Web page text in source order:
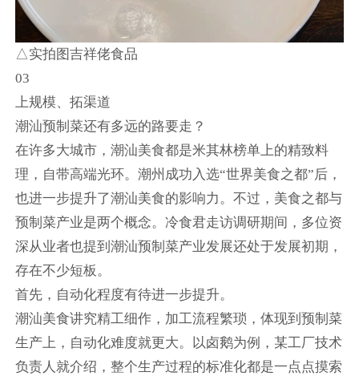
△实拍图吉祥佬食品
03
上规模、拓渠道
潮汕预制菜还有多远的路要走？
在许多大城市，潮汕美食都是米其林榜单上的精致料
理，自带高端光环。潮州成功入选“世界美食之都”后，
也进一步提升了潮汕美食的影响力。不过，美食之都与
预制菜产业是两个概念。冷食君走访调研期间，多位资
深从业者也提到潮汕预制菜产业发展还处于发展初期，
存在不少短板。
首先，自动化程度有待进一步提升。
潮汕美食讲究精工细作，加工流程繁琐，体现到预制菜
生产上，自动化难度就更大。以卤鹅为例，某工厂技术
负责人就介绍，整个生产过程的标准化都是一点点摸索